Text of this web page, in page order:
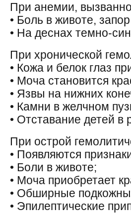
При анемии,
• Боль в животе,
• На деснах темно-
При хронической
• Кожа и белок глаз
• Моча становится
• Язвы на нижних
• Камни в желчном
• Отставание детей в
При острой
• Появляются
• Боли в животе;
• Моча приобретает
• Обширные
• Эпилептические